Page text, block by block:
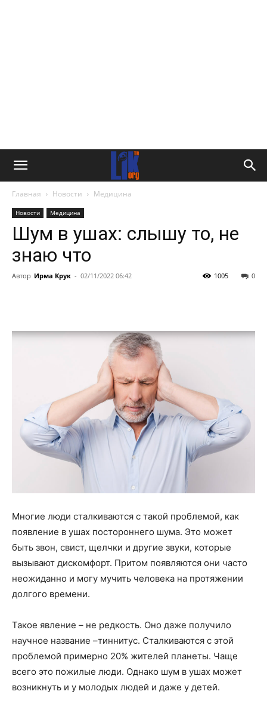
Главная Новости Медицина
Новости Медицина
Шум в ушах: слышу то, не
знаю что
Автор Ирма Крук - 02/11/2022 06:42 0
1005
Многие люди сталкиваются с такой проблемой, как
появление в ушах постороннего шума. Это может
быть звон, свист, щелчки и другие звуки, которые
вызывают дискомфорт. Притом появляются они часто
неожиданно и могу мучить человека на протяжении
долгого времени.
Такое явление – не редкость. Оно даже получило
научное название –тиннитус. Сталкиваются с этой
проблемой примерно 20% жителей планеты. Чаще
всего это пожилые люди. Однако шум в ушах может
возникнуть и у молодых людей и даже у детей.